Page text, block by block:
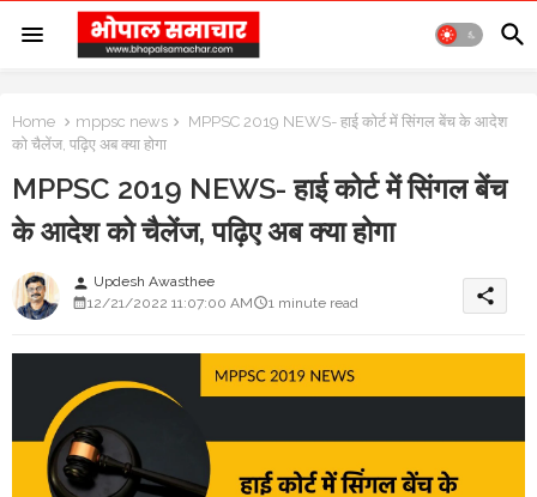
Home mppsc news
MPPSC 2019 NEWS- हाई कोर्ट में सिंगल बेंच के आदेश
को चैलेंज, पढ़िए अब क्या होगा
MPPSC 2019 NEWS- हाई कोर्ट में सिंगल बेंच
के आदेश को चैलेंज, पढ़िए अब क्या होगा
person Updesh Awasthee
12/21/2022 11:07:00 AM
1 minute read share